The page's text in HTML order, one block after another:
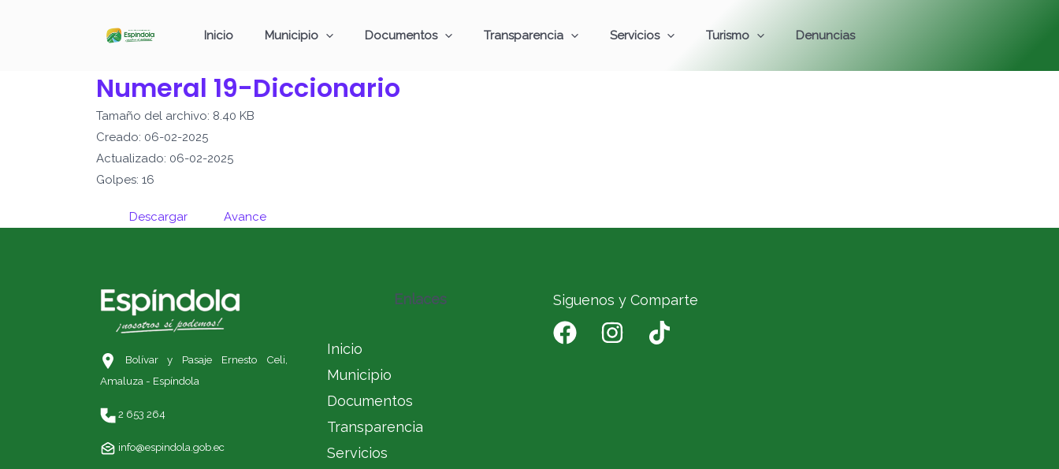
Inicio Municipio Documentos Transparencia Servicios Turismo Denuncias
Numeral 19-Diccionario
Tamaño del archivo: 8.40 KB
Creado: 06-02-2025
Actualizado: 06-02-2025
Golpes: 16
Descargar Avance
Bolívar y Pasaje Ernesto Celi,
Amaluza - Espíndola
2 653 264
info@espindola.gob.ec
Enlaces
Inicio
Municipio
Documentos
Transparencia
Servicios
Siguenos y Comparte